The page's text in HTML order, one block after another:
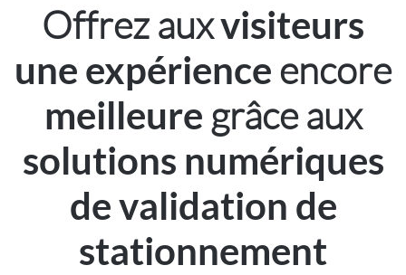
Offrez auxvisiteurs
une expérience encore
meilleure grâce aux
solutions numériques
de validation de
stationnement